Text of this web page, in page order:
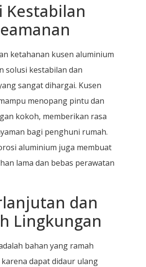
Kestabilan
ketahanan kusen aluminium
solusi kestabilan dan
sangat dihargai. Kusen
menopang pintu dan
kokoh, memberikan rasa
bagi penghuni rumah.
aluminium juga membuat
lama dan bebas perawatan
dan
Lingkungan
bahan yang ramah
dapat didaur ulang